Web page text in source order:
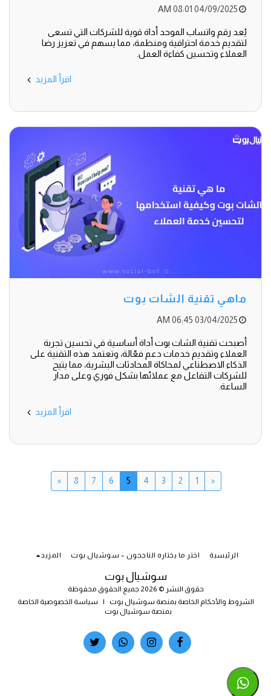
04/09/2025 08:01 AM
يُعد رقم واتساب الموحد أداة قوية للشركات التي تسعى
لتقديم خدمة احترافية ومنظمة، مما يسهم في تعزيز رضا
العملاء وتحسين كفاءة العمل.
اقرأ المزيد
ماهي تقنية الشات بوت
03/04/2025 06:45 AM
أصبحت تقنية الشات بوت أداة أساسية في تحسين تجربة
العملاء وتقديم خدمات دعم فعّالة، وتعتمد هذه التقنية على
الذكاء الاصطناعي لمحاكاة المحادثات البشرية، مما يتيح
للشركات التفاعل مع عملائها بشكل فوري وعلى مدار
الساعة.
اقرأ المزيد
«
1
2
3
4
5
6
7
8
»
سوشيال بوت
حقوق النشر © 2026 جميع الحقوق محفوظة
الشروط والأحكام الخاصة بمنصة سوشيال بوت
| سياسة الخصوصية الخاصة
بمنصة سوشيال بوت
الرئيسية اختر ما يختاره الناجحون – سوشيال بوت المزيد